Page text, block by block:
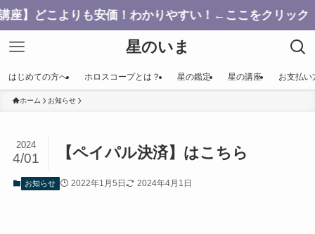
よりも安価！わかりやすい！←ここをクリック
星のいま
はじめての方へ ホロスコープとは？ 星の鑑定 星の講座 お支払い
ホーム お知らせ
【ペイパル決済】はこちら
2024
4/01
お知らせ 2022年1月5日 2024年4月1日